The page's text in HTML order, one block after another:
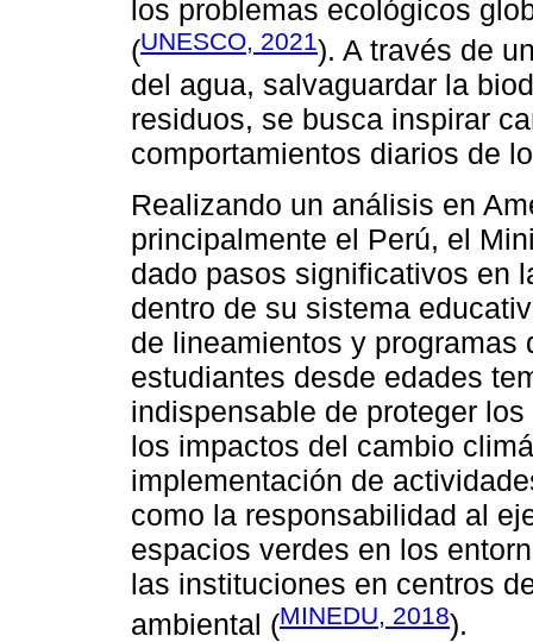
los problemas ecológicos
(UNESCO, 2021). A través de
del agua, salvaguardar la
residuos, se busca inspirar
comportamientos diarios de
Realizando un análisis en
principalmente el Perú, el
dado pasos significativos en
dentro de su sistema
de lineamientos y
estudiantes desde edades
indispensable de proteger
los impactos del cambio
implementación de
como la responsabilidad al
espacios verdes en los
las instituciones en centros
ambiental (MINEDU, 2018).